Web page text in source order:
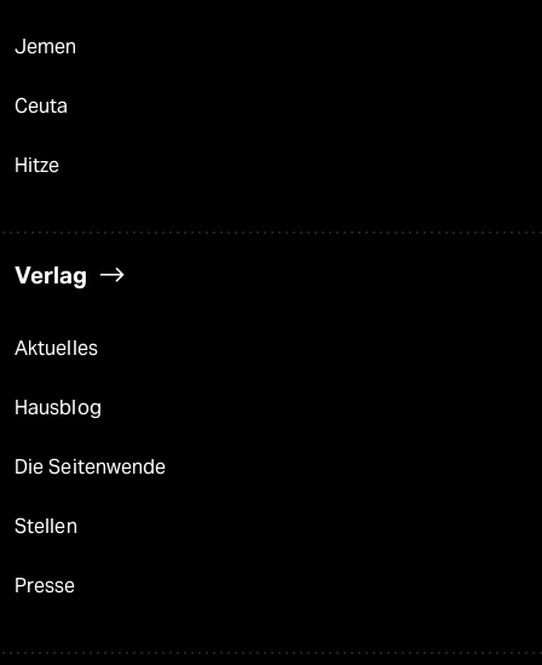
Jemen
Ceuta
Hitze
Verlag
Aktuelles
Hausblog
Die Seitenwende
Stellen
Presse